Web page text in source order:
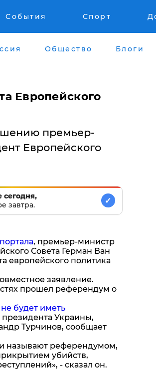
События Спорт
Общество Блоги
Европейского
премьер-
Европейского
сегодня,
завтра.
✓
, премьер-министр
Совета Герман Ван
европейского политика
заявление.
прошел референдум о
будет иметь
Украины,
Турчинов, сообщает
называют референдумом,
убийств,
- сказал он.